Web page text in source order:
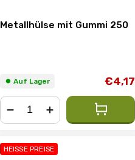
Metallhülse mit Gummi 250
⏺︎ Auf Lager €4,17
HEISSE PREISE